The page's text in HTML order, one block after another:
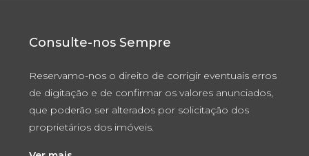
Consulte-nos Sempre
Reservamo-nos o direito de corrigir eventuais erros
de digitação e de confirmar os valores anunciados,
que poderão ser alterados por solicitação dos
proprietários dos imóveis.